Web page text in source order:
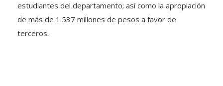
estudiantes del departamento; así como la apropiación
de más de 1.537 millones de pesos a favor de
terceros.